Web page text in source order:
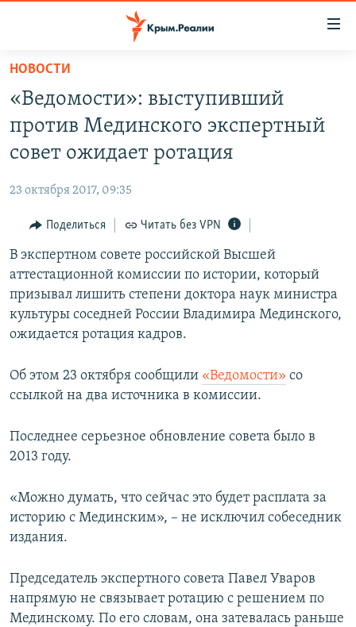
Вернуться
основному
содержанию
Вернутся
главной
навигации
Вернутся
поиску
СПЕЦПРОЕКТЫ
11 ЛЕТ ОККУПАЦИИ КРЫМА. 11 ИСТОРИЙ СОПРОТИВЛЕНИЯ
ВОДА
ЕЩЕ
ИНТЕРАКТИВ
ИНФОГРАФИКА
ТЕЛЕПРОЕКТ КРЫМ.РЕАЛИИ
СОВЕТЫ ПРАВОЗАЩИТНИКОВ
ПРОПАВШИЕ БЕЗ ВЕСТИ
ПОБЕДИТЕЛЕЙ НЕ СУДЯТ?
КРЫМ.НЕПОКОРЕННЫЙ
УКРАИНСКАЯ ПРОБЛЕМА КРЫМА
РАДІО СВОБОДА
КАК ОБОЙТИ БЛОКИРОВКУ
Українською
Qırımtatar
ПРИСОЕДИНЯЙТЕСЬ!
НОВОСТИ
«Ведомости»: выступивший
против Мединского экспертный
совет ожидает ротация
23 октября 2017, 09:35
Поделиться Читать без VPN
В экспертном совете российской Высшей
аттестационной комиссии по истории, который
призывал лишить степени доктора наук министра
культуры соседней России Владимира Мединского,
ожидается ротация кадров.
Об этом 23 октября сообщили «Ведомости» со
ссылкой на два источника в комиссии.
Последнее серьезное обновление совета было в
2013 году.
«Можно думать, что сейчас это будет расплата за
историю с Мединским», – не исключил собеседник
издания.
Председатель экспертного совета Павел Уваров
напрямую не связывает ротацию с решением по
Мединскому. По его словам, она затевалась раньше